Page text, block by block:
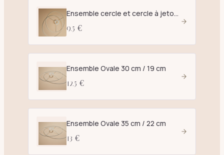
Ensemble cercle et cercle à jetons D. 25 cm blanc - E27
9.5 €
Ensemble Ovale 30 cm / 19 cm
12.5 €
Ensemble Ovale 35 cm / 22 cm
13 €